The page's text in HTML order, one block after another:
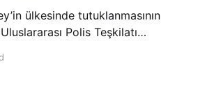
ülkesinde tutuklanmasının
Polis Teşkilatı